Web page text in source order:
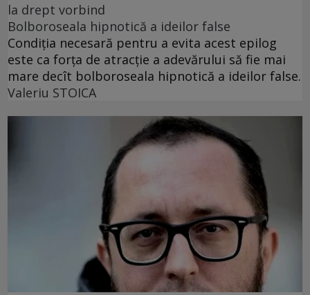
la drept vorbind
Bolboroseala hipnotică a ideilor false
Condiția necesară pentru a evita acest epilog
este ca forța de atracție a adevărului să fie mai
mare decît bolboroseala hipnotică a ideilor false.
Valeriu STOICA